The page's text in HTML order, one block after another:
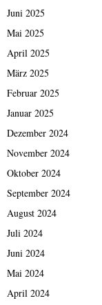
Juni 2025
Mai 2025
April 2025
März 2025
Februar 2025
Januar 2025
Dezember 2024
November 2024
Oktober 2024
September 2024
August 2024
Juli 2024
Juni 2024
Mai 2024
April 2024